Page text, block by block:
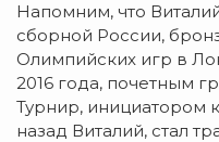
Напомним, что
сборной России,
Олимпийских игр в
2016 года, почетным
Турнир, инициатором
назад Виталий, стал